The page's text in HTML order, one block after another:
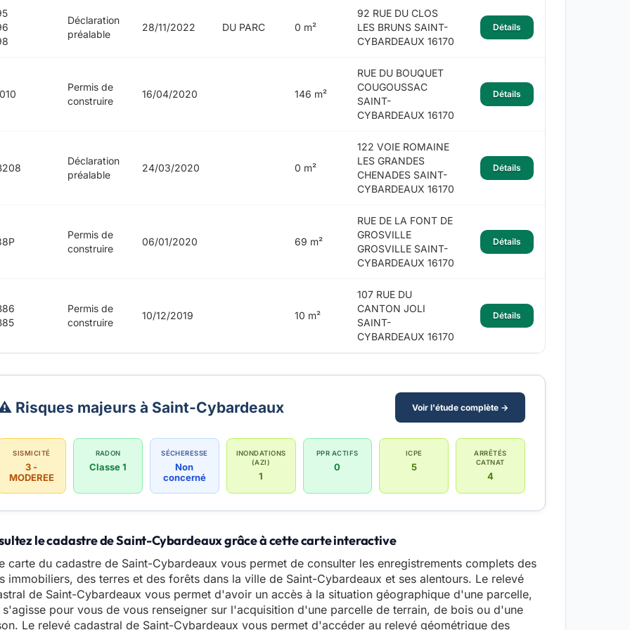
Déclaration
préalable
28/11/2022 DU PARC 0 m²
92 RUE DU CLOS
LES BRUNS SAINT-
CYBARDEAUX 16170
Détails
Permis de
construire
16/04/2020 146 m²
RUE DU BOUQUET
COUGOUSSAC
SAINT-
CYBARDEAUX 16170
Détails
Déclaration
préalable
24/03/2020 0 m²
122 VOIE ROMAINE
LES GRANDES
CHENADES SAINT-
CYBARDEAUX 16170
Détails
Permis de
construire
06/01/2020 69 m²
RUE DE LA FONT DE
GROSVILLE
GROSVILLE SAINT-
CYBARDEAUX 16170
Détails
Permis de
construire
10/12/2019 10 m²
107 RUE DU
CANTON JOLI
SAINT-
CYBARDEAUX 16170
Détails
Risques majeurs à Saint-Cybardeaux Voir l'étude complète →
SISMICITÉ
3 -
MODEREE
RADON
Classe 1
SÉCHERESSE
Non
concerné
INONDATIONS
(AZI)
1
PPR ACTIFS
0
ICPE
5
ARRÊTÉS
CATNAT
4
le cadastre de Saint-Cybardeaux grâce à cette carte interactive
carte du cadastre de Saint-Cybardeaux vous permet de consulter les enregistrements complets des
immobiliers, des terres et des forêts dans la ville de Saint-Cybardeaux et ses alentours. Le relevé
de Saint-Cybardeaux vous permet d'avoir un accès à la situation géographique d'une parcelle,
pour vous de vous renseigner sur l'acquisition d'une parcelle de terrain, de bois ou d'une
Le relevé cadastral de Saint-Cybardeaux vous permet d'accéder au relevé géométrique des